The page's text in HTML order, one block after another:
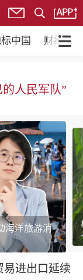
中国 财经
人民军队”
海洋旅游消
易进出口延续